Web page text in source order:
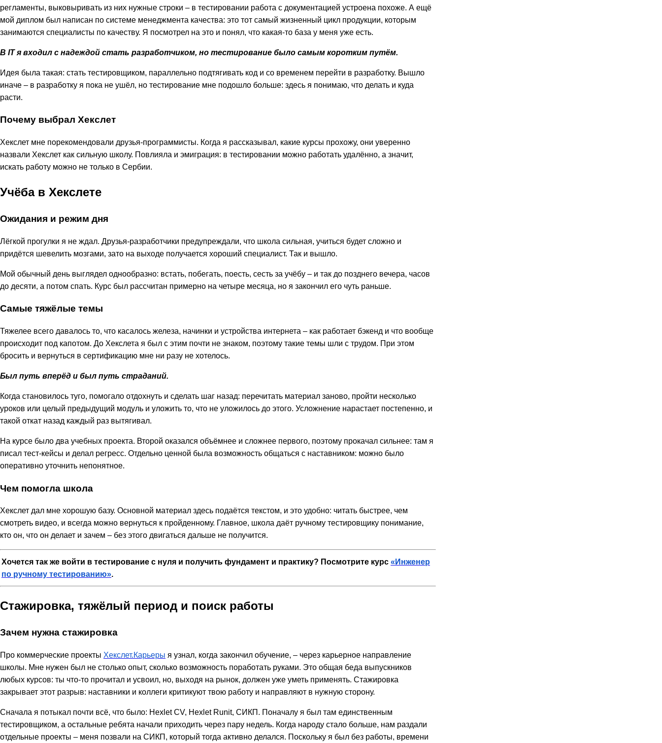
регламенты, выковыривать из них нужные строки – в тестировании работа с документацией устроена похоже. А ещё
мой диплом был написан по системе менеджмента качества: это тот самый жизненный цикл продукции, которым
занимаются специалисты по качеству. Я посмотрел на это и понял, что какая-то база у меня уже есть.
В IT я входил с надеждой стать разработчиком, но тестирование было самым коротким путём.
Идея была такая: стать тестировщиком, параллельно подтягивать код и со временем перейти в разработку. Вышло
иначе – в разработку я пока не ушёл, но тестирование мне подошло больше: здесь я понимаю, что делать и куда
расти.
Почему выбрал Хекслет
Хекслет мне порекомендовали друзья-программисты. Когда я рассказывал, какие курсы прохожу, они уверенно
назвали Хекслет как сильную школу. Повлияла и эмиграция: в тестировании можно работать удалённо, а значит,
искать работу можно не только в Сербии.
Учёба в Хекслете
Ожидания и режим дня
Лёгкой прогулки я не ждал. Друзья-разработчики предупреждали, что школа сильная, учиться будет сложно и
придётся шевелить мозгами, зато на выходе получается хороший специалист. Так и вышло.
Мой обычный день выглядел однообразно: встать, побегать, поесть, сесть за учёбу – и так до позднего вечера, часов
до десяти, а потом спать. Курс был рассчитан примерно на четыре месяца, но я закончил его чуть раньше.
Самые тяжёлые темы
Тяжелее всего давалось то, что касалось железа, начинки и устройства интернета – как работает бэкенд и что вообще
происходит под капотом. До Хекслета я был с этим почти не знаком, поэтому такие темы шли с трудом. При этом
бросить и вернуться в сертификацию мне ни разу не хотелось.
Был путь вперёд и был путь страданий.
Когда становилось туго, помогало отдохнуть и сделать шаг назад: перечитать материал заново, пройти несколько
уроков или целый предыдущий модуль и уложить то, что не уложилось до этого. Усложнение нарастает постепенно, и
такой откат назад каждый раз вытягивал.
На курсе было два учебных проекта. Второй оказался объёмнее и сложнее первого, поэтому прокачал сильнее: там я
писал тест-кейсы и делал регресс. Отдельно ценной была возможность общаться с наставником: можно было
оперативно уточнить непонятное.
Чем помогла школа
Хекслет дал мне хорошую базу. Основной материал здесь подаётся текстом, и это удобно: читать быстрее, чем
смотреть видео, и всегда можно вернуться к пройденному. Главное, школа даёт ручному тестировщику понимание,
кто он, что он делает и зачем – без этого двигаться дальше не получится.
Хочется так же войти в тестирование с нуля и получить фундамент и практику? Посмотрите курс «Инженер
по ручному тестированию».
Стажировка, тяжёлый период и поиск работы
Зачем нужна стажировка
Про коммерческие проекты Хекслет.Карьеры я узнал, когда закончил обучение, – через карьерное направление
школы. Мне нужен был не столько опыт, сколько возможность поработать руками. Это общая беда выпускников
любых курсов: ты что-то прочитал и усвоил, но, выходя на рынок, должен уже уметь применять. Стажировка
закрывает этот разрыв: наставники и коллеги критикуют твою работу и направляют в нужную сторону.
Сначала я потыкал почти всё, что было: Hexlet CV, Hexlet Runit, СИКП. Поначалу я был там единственным
тестировщиком, а остальные ребята начали приходить через пару недель. Когда народу стало больше, нам раздали
отдельные проекты – меня позвали на СИКП, который тогда активно делался. Поскольку я был без работы, времени